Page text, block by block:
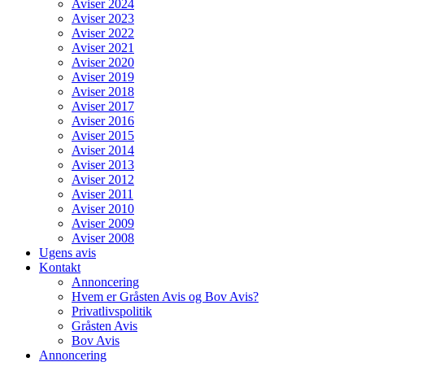
Aviser 2024
Aviser 2023
Aviser 2022
Aviser 2021
Aviser 2020
Aviser 2019
Aviser 2018
Aviser 2017
Aviser 2016
Aviser 2015
Aviser 2014
Aviser 2013
Aviser 2012
Aviser 2011
Aviser 2010
Aviser 2009
Aviser 2008
Ugens avis
Kontakt
Annoncering
Hvem er Gråsten Avis og Bov Avis?
Privatlivspolitik
Gråsten Avis
Bov Avis
Annoncering